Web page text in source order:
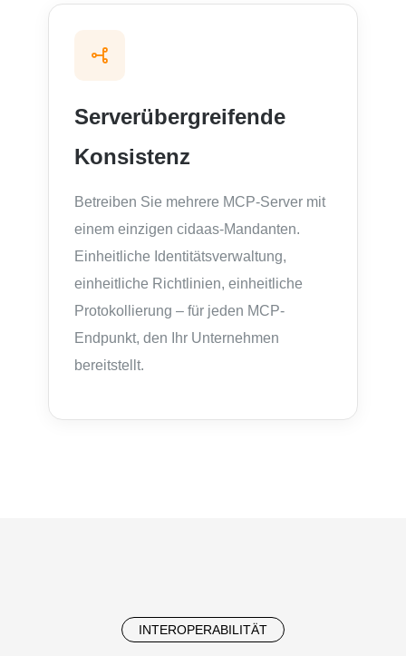
Serverübergreifende
Konsistenz
Betreiben Sie mehrere MCP-Server mit
einem einzigen cidaas-Mandanten.
Einheitliche Identitätsverwaltung,
einheitliche Richtlinien, einheitliche
Protokollierung – für jeden MCP-
Endpunkt, den Ihr Unternehmen
bereitstellt.
INTEROPERABILITÄT